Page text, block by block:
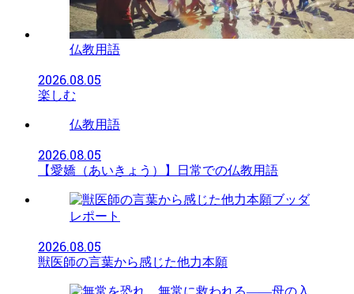
仏教用語
2026.08.05
楽しむ
仏教用語
2026.08.05
【愛嬌（あいきょう）】日常での仏教用語
ブッダ
レポート
2026.08.05
獣医師の言葉から感じた他力本願